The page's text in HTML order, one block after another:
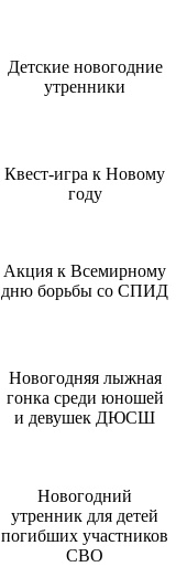
Детские новогодние
утренники
Квест-игра к Новому
году
Акция к Всемирному
дню борьбы со СПИД
Новогодняя лыжная
гонка среди юношей
и девушек ДЮСШ
Новогодний
утренник для детей
погибших участников
СВО